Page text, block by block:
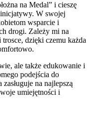
na Medal” i cieszę
W swojej
wsparcie i
drogi. Zależy mi na
dzięki czemu każda
ale także edukowanie i
podejścia do
na najlepszą
umiejętności i